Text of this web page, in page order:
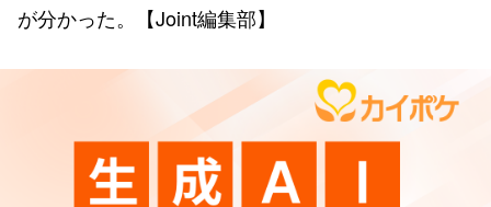
が分かった。【Joint編集部】